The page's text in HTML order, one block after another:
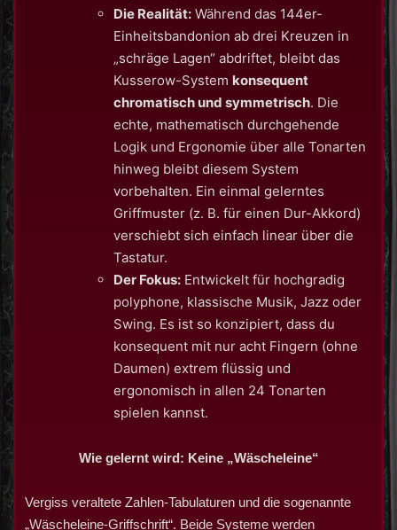
Die Realität: Während das 144er-
Einheitsbandonion ab drei Kreuzen in
„schräge Lagen“ abdriftet, bleibt das
Kusserow-System konsequent
chromatisch und symmetrisch. Die
echte, mathematisch durchgehende
Logik und Ergonomie über alle Tonarten
hinweg bleibt diesem System
vorbehalten. Ein einmal gelerntes
Griffmuster (z. B. für einen Dur-Akkord)
verschiebt sich einfach linear über die
Tastatur.
Der Fokus: Entwickelt für hochgradig
polyphone, klassische Musik, Jazz oder
Swing. Es ist so konzipiert, dass du
konsequent mit nur acht Fingern (ohne
Daumen) extrem flüssig und
ergonomisch in allen 24 Tonarten
spielen kannst.
Wie gelernt wird: Keine „Wäscheleine“
Vergiss veraltete Zahlen-Tabulaturen und die sogenannte
„Wäscheleine-Griffschrift“. Beide Systeme werden